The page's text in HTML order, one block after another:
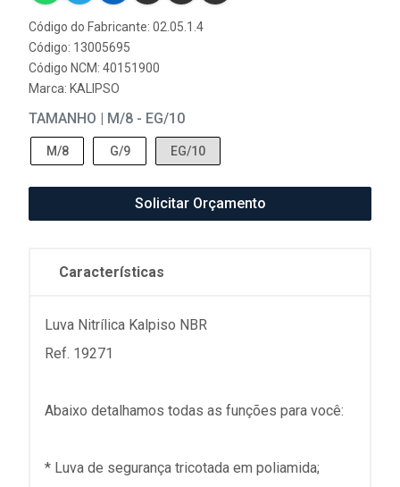
Código do Fabricante: 02.05.1.4
Código: 13005695
Código NCM: 40151900
Marca: KALIPSO
TAMANHO | M/8 - EG/10
M/8 G/9 EG/10
Solicitar Orçamento
Características
Luva Nitrílica Kalpiso NBR
Ref. 19271
Abaixo detalhamos todas as funções para você:
* Luva de segurança tricotada em poliamida;